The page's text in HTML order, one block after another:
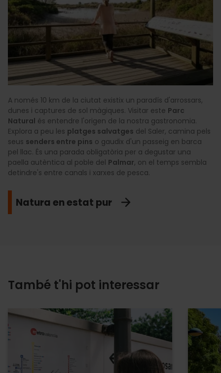
A només 10 km de la ciutat existix un paradís d'arrossars,
dunes i captures de sol màgiques. Visitar este Parc
Natural és entendre l'origen de la nostra gastronomia.
Explora a peu les platges salvatges del Saler, camina pels
seus senders entre pins o gaudix d'un passeig en barca
pel llac. És una parada obligatòria per a degustar una
paella autèntica al poble del Palmar, on el temps sembla
detindre's entre canals i xarxes de pesca.
Natura en estat pur
També t'hi pot interessar